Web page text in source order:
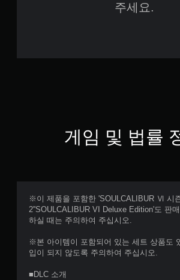
주세요.
게임 및 법률
※이 제품을 포함한 'SOULCALIBUR Ⅵ 시
2''SOULCALIBUR VI Deluxe Edition'도 판
하실 때는 주의하여 주십시오.
※본 아이템이 포함되어 있는 세트 상품도
입이 되지 않도록 주의하여 주십시오.
■DLC 소개